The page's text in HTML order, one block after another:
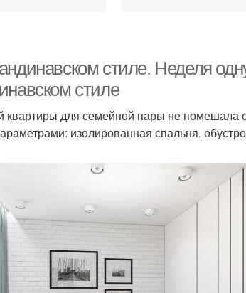
стиле
стиле. Неделя
стиле
для семейной пары не помешала
изолированная спальня,